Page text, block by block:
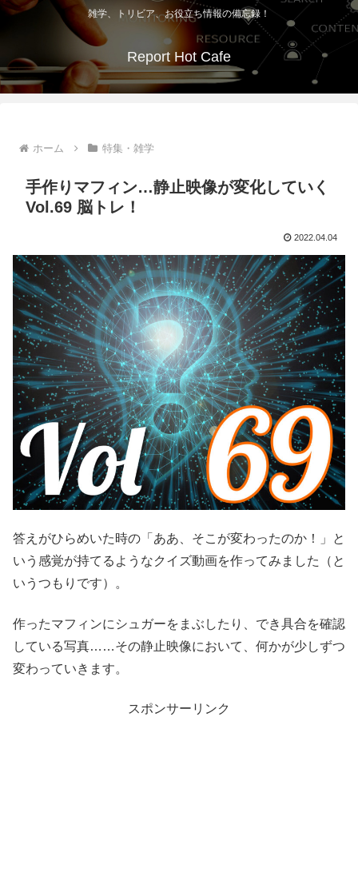
雑学、トリビア、お役立ち情報の備忘録！
Report Hot Cafe
ホーム 特集・雑学
手作りマフィン…静止映像が変化していく
Vol.69 脳トレ！
2022.04.04
答えがひらめいた時の「ああ、そこが変わったのか！」と
いう感覚が持てるようなクイズ動画を作ってみました（と
いうつもりです）。
作ったマフィンにシュガーをまぶしたり、でき具合を確認
している写真……その静止映像において、何かが少しずつ
変わっていきます。
スポンサーリンク